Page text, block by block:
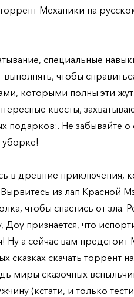
Механики на
специальные
чтобы
которыми полны эти
квесты,
подарков:. Не забывайте
в древние приключения,
из лап Красной
чтобы спастись от зла.
Доу признается, что
а сейчас вам предстоит
сказках скачать торрент
миры сказочных
(кстати, и только